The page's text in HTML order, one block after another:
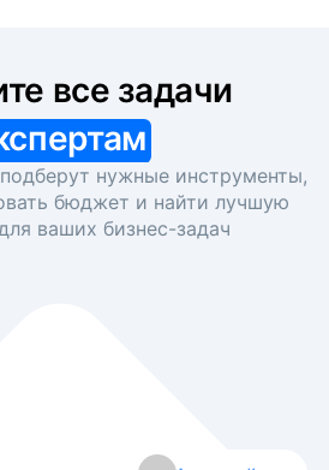
нужные инструменты,
бюджет и найти лучшую
ваших бизнес-задач